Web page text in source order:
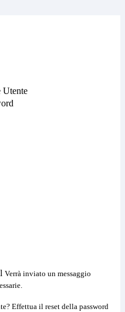
Utente
Verrà inviato un messaggio
Effettua il reset della password